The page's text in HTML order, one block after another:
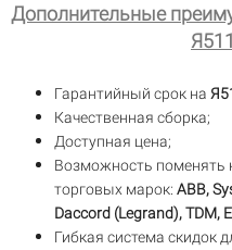
Дополнительные
Гарантийный срок на
Качественная сборка;
Доступная цена;
Возможность поменять
торговых марок: ABB,
Daccord (Legrand), TDM,
Гибкая система скидок